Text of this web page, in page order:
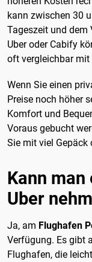
kann zwischen 30
Tageszeit und dem
Uber oder Cabify
oft vergleichbar mit
Wenn Sie einen
Preise noch höher
Komfort und
Voraus gebucht
Sie mit viel Gepäck
Kann man
Uber
Ja, am Flughafen
Verfügung. Es gibt
Flughafen, die